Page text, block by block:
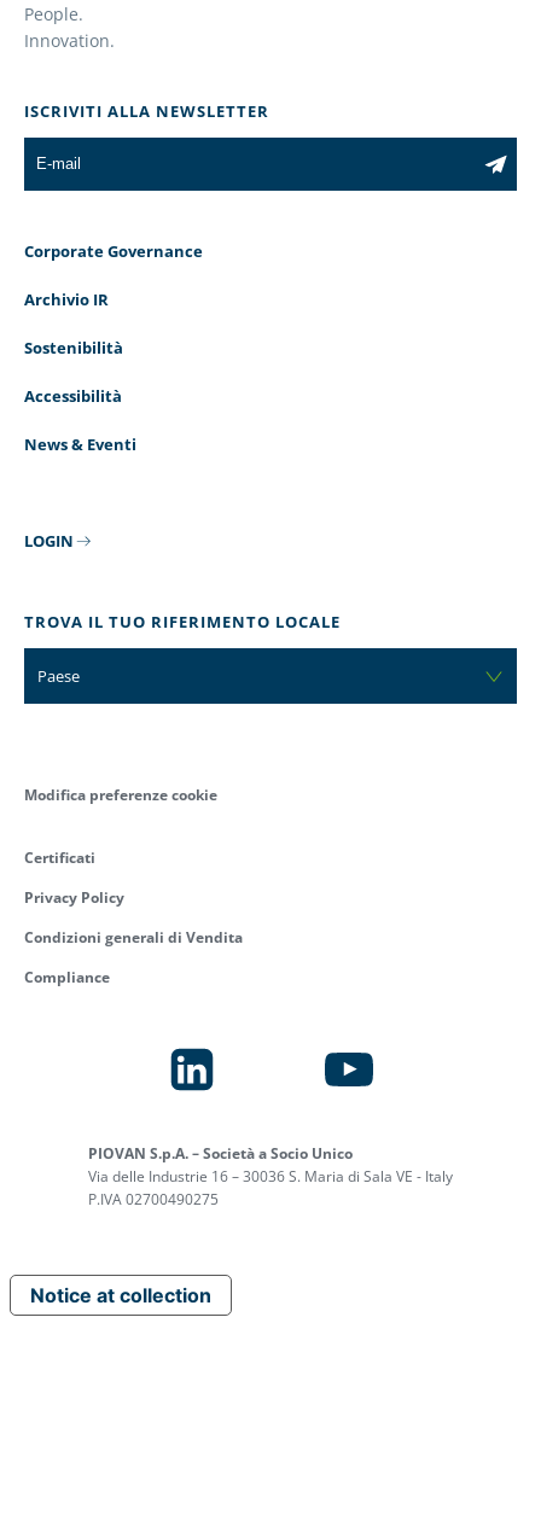
People.
Innovation.
ISCRIVITI ALLA NEWSLETTER
Corporate Governance
Archivio IR
Sostenibilità
Accessibilità
News & Eventi
LOGIN
TROVA IL TUO RIFERIMENTO LOCALE
Paese
PIOVAN S.p.A. – Società a Socio Unico
Via delle Industrie 16 – 30036 S. Maria di Sala VE - Italy
P.IVA 02700490275
Modifica preferenze cookie
Certificati
Privacy Policy
Condizioni generali di Vendita
Compliance
Notice at collection